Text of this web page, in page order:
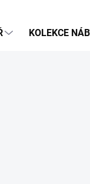
KOLEKCE